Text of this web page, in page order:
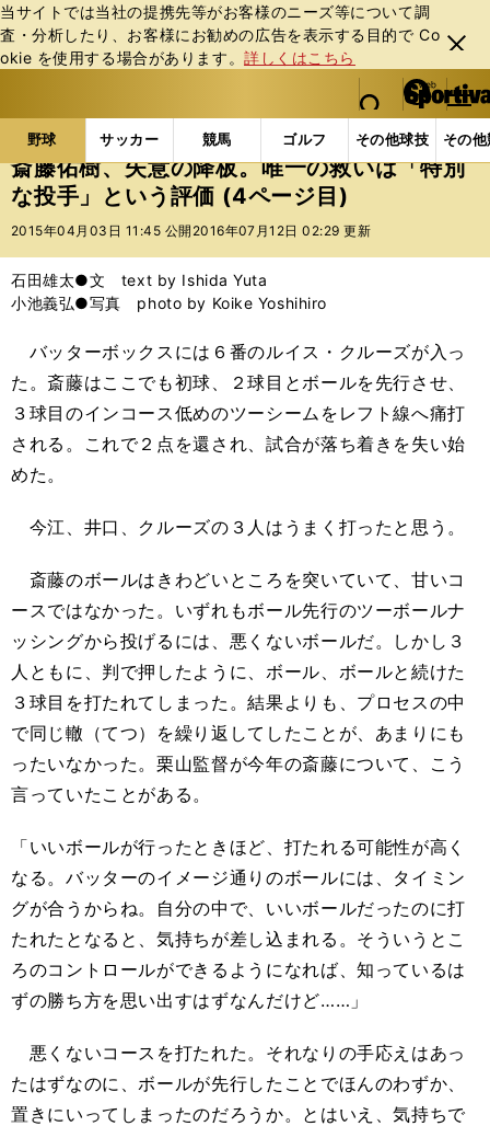
当サイトでは当社の提携先等がお客様のニーズ等について調
査・分析したり、お客様にお勧めの広告を表⽰する⽬的で Co
okie を使⽤する場合があります。詳しくはこちら
閉じ
る
web Sportiva (webスポルティーバ)
検索
マイペ
ー
ジ
メニュ
野球 サッカー 競馬 ゴルフ その他球技 その
b
ス
ポ
ル
バ
野球の記事一覧 プロ野球 斎藤佑樹、失意の降板。
斎藤佑樹、失意の降板。唯一の救いは「特別
な投手」という評価 (4ページ目)
2015年04月03日 11:45 公開 2016年07月12日 02:29 更新
石田雄太●文 text by Ishida Yuta
小池義弘●写真 photo by Koike Yoshihiro
バッターボックスには６番のルイス・クルーズが入っ
た。斎藤はここでも初球、２球目とボールを先行させ、
３球目のインコース低めのツーシームをレフト線へ痛打
される。これで２点を還され、試合が落ち着きを失い始
めた。
今江、井口、クルーズの３人はうまく打ったと思う。
斎藤のボールはきわどいところを突いていて、甘いコ
ースではなかった。いずれもボール先行のツーボールナ
ッシングから投げるには、悪くないボールだ。しかし３
人ともに、判で押したように、ボール、ボールと続けた
３球目を打たれてしまった。結果よりも、プロセスの中
で同じ轍（てつ）を繰り返してしたことが、あまりにも
ったいなかった。栗山監督が今年の斎藤について、こう
言っていたことがある。
「いいボールが行ったときほど、打たれる可能性が高く
なる。バッターのイメージ通りのボールには、タイミン
グが合うからね。自分の中で、いいボールだったのに打
たれたとなると、気持ちが差し込まれる。そういうとこ
ろのコントロールができるようになれば、知っているは
ずの勝ち方を思い出すはずなんだけど……」
悪くないコースを打たれた。それなりの手応えはあっ
たはずなのに、ボールが先行したことでほんのわずか、
置きにいってしまったのだろうか。とはいえ、気持ちで